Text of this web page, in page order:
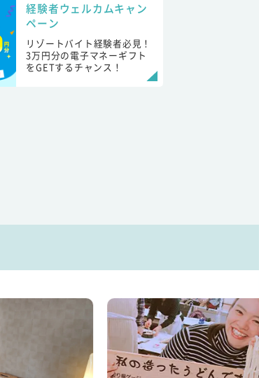
経験者ウェルカムキャン
ペーン
リゾートバイト経験者必見！
3万円分の電子マネーギフト
をGETするチャンス！